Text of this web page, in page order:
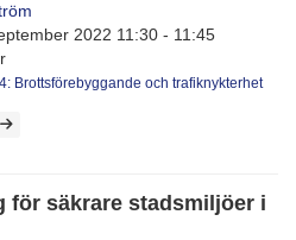
2022 11:30 - 11:45
Brottsförebyggande och trafiknykterhet
för säkrare stadsmiljöer i